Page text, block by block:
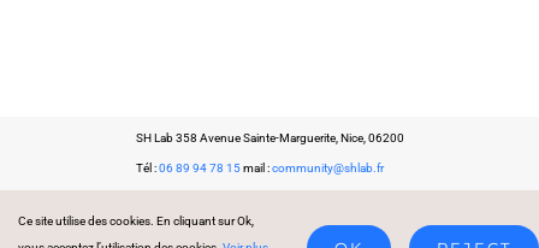
SH Lab 358 Avenue Sainte-Marguerite, Nice, 06200
Tél :06 89 94 78 15mail :community@shlab.fr
Ce site utilise des cookies. En cliquant sur Ok,